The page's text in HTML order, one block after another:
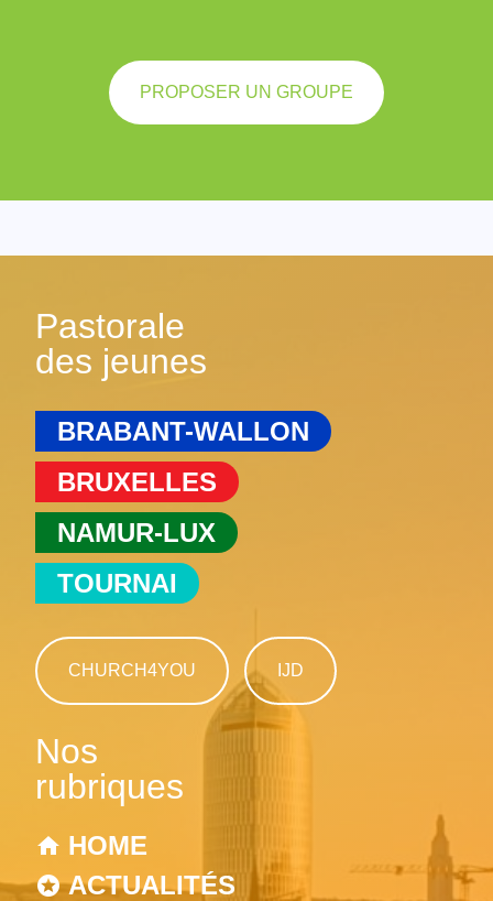
PROPOSER UN GROUPE
Pastorale
des jeunes
BRABANT-WALLON
BRUXELLES
NAMUR-LUX
TOURNAI
CHURCH4YOU IJD
Nos
rubriques
HOME
ACTUALITÉS